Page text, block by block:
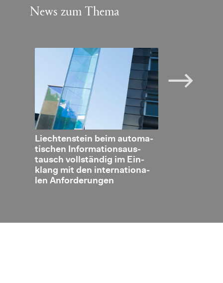
News zum Thema
Liech­ten­stein beim au­to­ma­
ti­schen In­for­ma­ti­ons­aus­
tausch voll­stän­dig im Ein­
klang mit den in­ter­na­tio­na­
len An­for­de­run­gen